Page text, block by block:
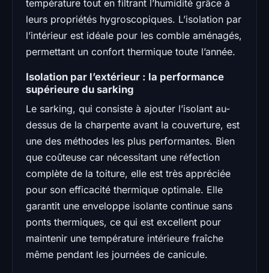
température tout en filtrant l’humidité grâce à
leurs propriétés hygroscopiques. L’isolation par
l’intérieur est idéale pour les comble aménagés,
permettant un confort thermique toute l’année.
Isolation par l’extérieur : la performance
supérieure du sarking
Le sarking, qui consiste à ajouter l’isolant au-
dessus de la charpente avant la couverture, est
une des méthodes les plus performantes. Bien
que coûteuse car nécessitant une réfection
complète de la toiture, elle est très appréciée
pour son efficacité thermique optimale. Elle
garantit une enveloppe isolante continue sans
ponts thermiques, ce qui est excellent pour
maintenir une température intérieure fraîche
même pendant les journées de canicule.